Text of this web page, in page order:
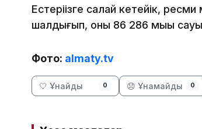
Естеріңізге салай кетейік,
шалдығып, оның 86 286 мыңы
Фото: almaty.tv
🤍 Ұнайды 0 😞 Ұнамайды 0